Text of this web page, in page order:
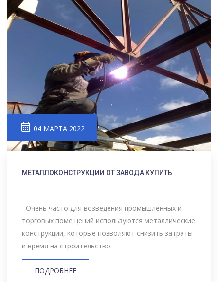
04 МАРТА 2022
МЕТАЛЛОКОНСТРУКЦИИ ОТ ЗАВОДА КУПИТЬ
Очень часто для возведения промышленных и
торговых помещений используются металлические
конструкции, которые позволяют снизить затраты
и время на строительство.
ПОДРОБНЕЕ